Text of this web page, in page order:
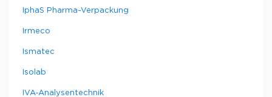
IphaS Pharma-Verpackung
Irmeco
Ismatec
Isolab
IVA-Analysentechnik